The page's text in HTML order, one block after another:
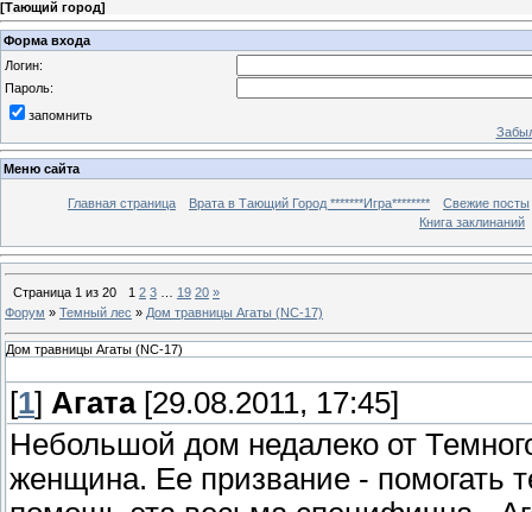
[Тающий город]
Форма входа
Логин:
Пароль:
запомнить
Меню сайта
Главная страница Врата в Тающий Город *******Игра********
Свежие посты
Книга заклинаний
Страница 1 из 20 1 2 3 19 20 »
Форум » Темный лес » Дом травницы Агаты (NC-17)
Дом травницы Агаты (NC-17)
[1] Агата[29.08.2011, 17:45]
Небольшой дом недалеко от
женщина. Ее призвание - помогать